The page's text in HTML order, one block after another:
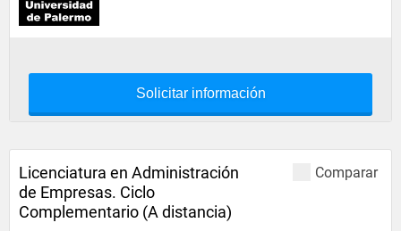
Solicitar información
Comparar
Licenciatura en Administración
de Empresas. Ciclo
Complementario (A distancia)